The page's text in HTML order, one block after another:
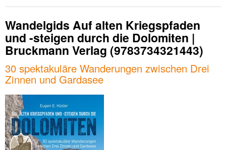
Wandelgids Auf alten Kriegspfaden
und -steigen durch die Dolomiten |
Bruckmann Verlag (9783734321443)
30 spektakuläre Wanderungen zwischen Drei
Zinnen und Gardasee